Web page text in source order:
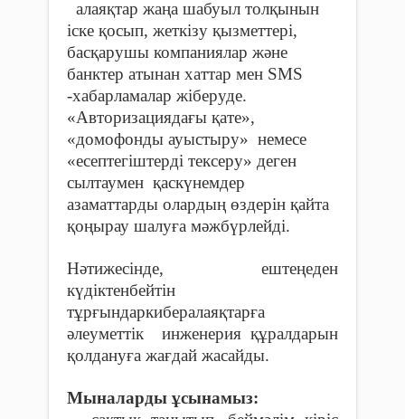
алаяқтар жаңа шабуыл толқынын
іске қосып, жеткізу қызметтері,
басқарушы компаниялар және
банктер атынан хаттар мен SMS
-хабарламалар жіберуде.
«Авторизациядағы қате»,
«домофонды ауыстыру» немесе
«есептегіштерді тексеру» деген
сылтаумен қаскүнемдер
азаматтарды олардың өздерін қайта
қоңырау шалуға мәжбүрлейді.
Нәтижесінде, ештеңеден
күдіктенбейтін
тұрғындаркибералаяқтарға
әлеуметтік инженерия құралдарын
қолдануға жағдай жасайды.
Мыналарды ұсынамыз: